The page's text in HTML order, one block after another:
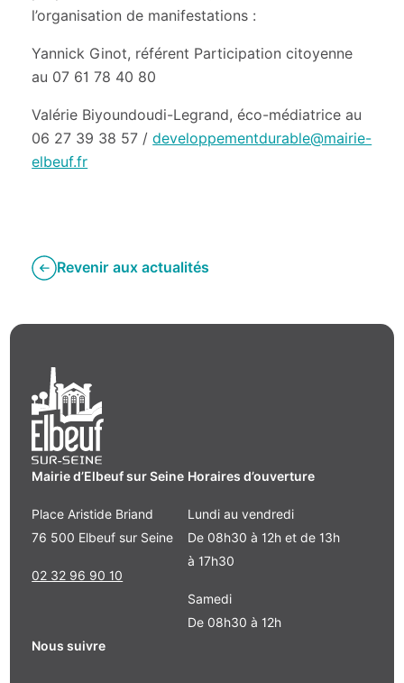
l’organisation de manifestations :
Yannick Ginot, référent Participation citoyenne
au 07 61 78 40 80
Valérie Biyoundoudi-Legrand, éco-médiatrice au
06 27 39 38 57 /developpementdurable@mairie-
elbeuf.fr
Revenir aux actualités
Mairie d’Elbeuf sur Seine
Place Aristide Briand
76 500 Elbeuf sur Seine
02 32 96 90 10
Horaires d’ouverture
Lundi au vendredi
De 08h30 à 12h et de 13h
à 17h30
Samedi
De 08h30 à 12h
Nous suivre